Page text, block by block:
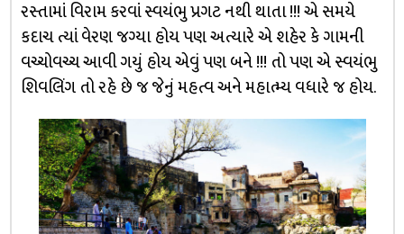
રસ્તામાં વિરામ કરવાં સ્વયંભુ પ્રગટ નથી થાતા !!! એ સમયે
કદાચ ત્યાં વેરણ જગ્યા હોય પણ અત્યારે એ શહેર કે ગામની
વચ્ચોવચ્ચ આવી ગયું હોય એવું પણ બને !!! તો પણ એ સ્વયંભુ
શિવલિંગ તો રહે છે જ જેનું મહત્વ અને મહાત્મ્ય વધારે જ હોય.